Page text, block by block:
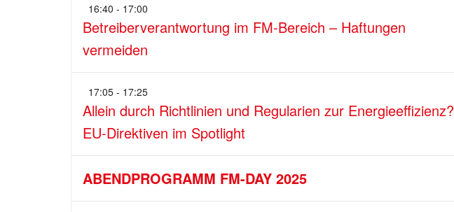
16:40 - 17:00
Betreiberverantwortung im FM-Bereich – Haftungen
vermeiden
17:05 - 17:25
Allein durch Richtlinien und Regularien zur Energieeffizienz?
EU-Direktiven im Spotlight
ABENDPROGRAMM FM-DAY 2025